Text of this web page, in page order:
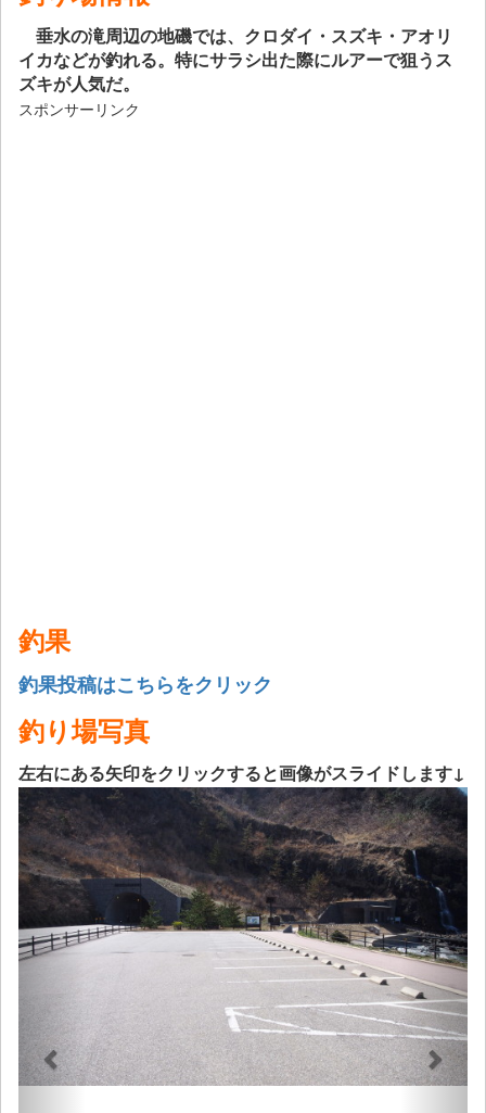
垂水の滝周辺の地磯では、クロダイ・スズキ・アオリ
イカなどが釣れる。特にサラシ出た際にルアーで狙うス
ズキが人気だ。
スポンサーリンク
釣果
釣果投稿はこちらをクリック
釣り場写真
左右にある矢印をクリックすると画像がスライドします↓
Previous Next